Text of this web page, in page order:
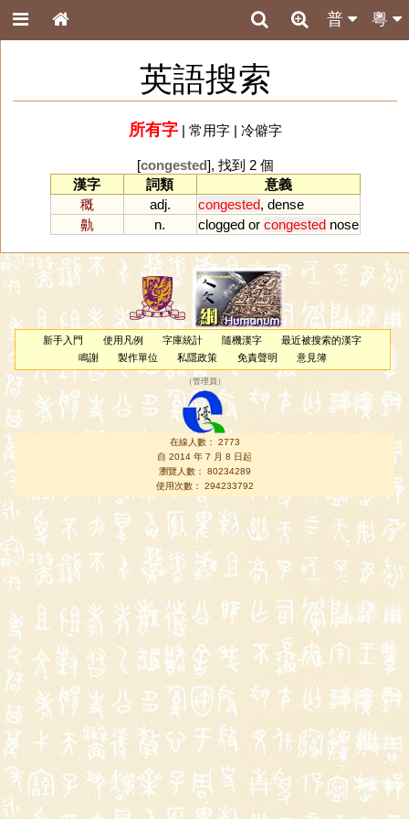
粵
普
英語搜索
所有字| 常用字| 冷僻字
[congested], 找到 2 個
漢字
詞類
意義
穊
adj. congested, dense
鼽
n. clogged or congested nose
新手入門 使用凡例 字庫統計 隨機漢字
最近被搜索的漢字
鳴謝
製作單位 私隱政策 免責聲明 意見簿
（管理員 ）
在線人數： 2773
自 2014 年 7 月 8 日起
瀏覽人數： 80234289
使用次數： 294233792